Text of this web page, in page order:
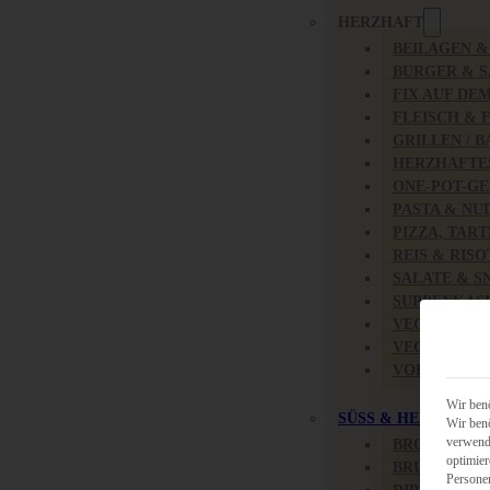
HERZHAFT
SALATE &
SÜSS & HERZHAFT
BRUNCH &
Wir
Wir